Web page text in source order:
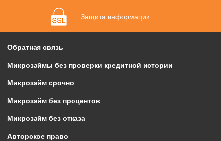
Защита информации
Обратная связь
Микрозаймы без проверки кредитной истории
Микрозайм срочно
Микрозайм без процентов
Микрозайм без отказа
Авторское право